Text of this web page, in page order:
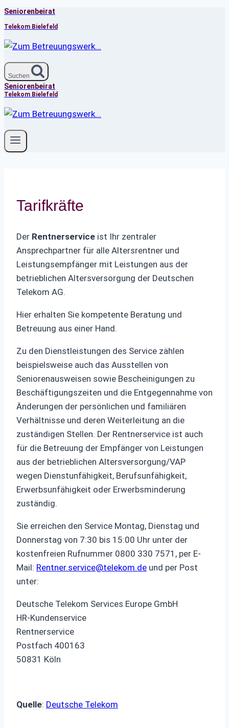
Zum
Inhalt
springen
Seniorenbeirat
Telekom Bielefeld
Suchen
Seniorenbeirat
Telekom Bielefeld
Tarifkräfte
Der Rentnerservice ist Ihr zentraler
Ansprechpartner für alle Altersrentner und
Leistungsempfänger mit Leistungen aus der
betrieblichen Altersversorgung der Deutschen
Telekom AG.
Hier erhalten Sie kompetente Beratung und
Betreuung aus einer Hand.
Zu den Dienstleistungen des Service zählen
beispielsweise auch das Ausstellen von
Seniorenausweisen sowie Bescheinigungen zu
Beschäftigungszeiten und die Entgegennahme von
Änderungen der persönlichen und familiären
Verhältnisse und deren Weiterleitung an die
zuständigen Stellen. Der Rentnerservice ist auch
für die Betreuung der Empfänger von Leistungen
aus der betrieblichen Altersversorgung/VAP
wegen Dienstunfähigkeit, Berufsunfähigkeit,
Erwerbsunfähigkeit oder Erwerbsminderung
zuständig.
Sie erreichen den Service Montag, Dienstag und
Donnerstag von 7:30 bis 15:00 Uhr unter der
kostenfreien Rufnummer 0800 330 7571, per E-
Mail: Rentner.service@telekom.de und per Post
unter:
Deutsche Telekom Services Europe GmbH
HR-Kundenservice
Rentnerservice
Postfach 400163
50831 Köln
Quelle: Deutsche Telekom